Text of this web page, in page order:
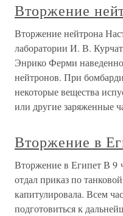
Вторжение
Вторжение нейтрона
лаборатории И. В.
Энрико Ферми
нейтронов. При
некоторые вещества
или другие заряженные
Вторжение в
Вторжение в Египет В 9
отдал приказ по
капитулировала. Всем
подготовиться к